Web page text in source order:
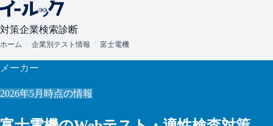
対策企業検索診断
ホーム 企業別テスト情報 富士電機
メーカー
2026年5月 時点の情報